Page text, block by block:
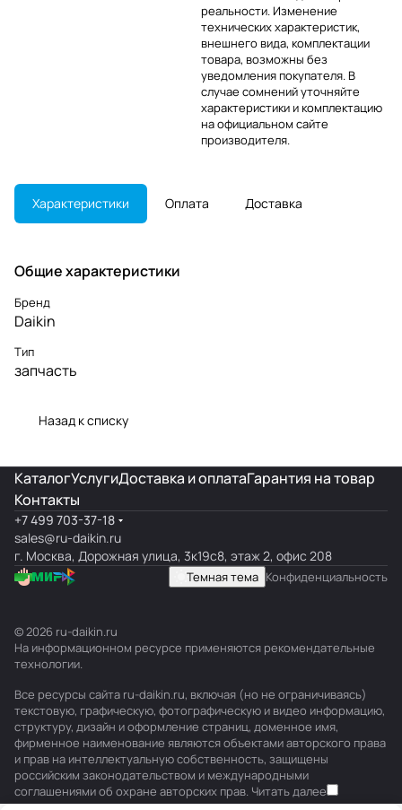
реальности. Изменение
технических характеристик,
внешнего вида, комплектации
товара, возможны без
уведомления покупателя. В
случае сомнений уточняйте
характеристики и комплектацию
на официальном сайте
производителя.
Характеристики Оплата Доставка
Общие характеристики
Бренд
Daikin
Тип
запчасть
Назад к списку
КаталогУслугиДоставка и оплатаГарантия на товар
Контакты
+7 499 703-37-18
sales@ru-daikin.ru
г. Москва, Дорожная улица, 3к19с8, этаж 2, офис 208
Темная тема Конфиденциальность
© 2026 ru-daikin.ru
На информационном ресурсе применяются рекомендательные
технологии.
Все ресурсы сайта ru-daikin.ru, включая (но не ограничиваясь)
текстовую, графическую, фотографическую и видео информацию,
структуру, дизайн и оформление страниц, доменное имя,
фирменное наименование являются объектами авторского права
и прав на интеллектуальную собственность, защищены
российским законодательством и международными
соглашениями об охране авторских прав. Читать далее